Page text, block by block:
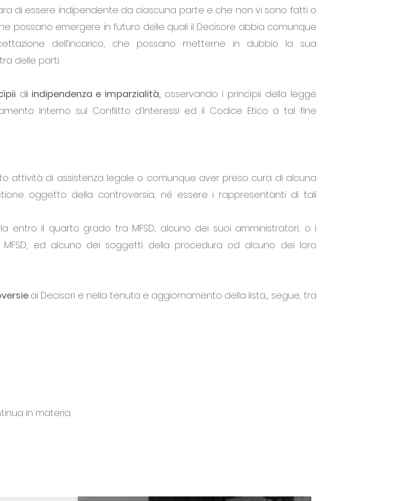
di essere indipendente da ciascuna parte e che non vi sono fatti o
possano emergere in futuro delle quali il Decisore abbia comunque
dell’incarico, che possano metterne in dubbio la sua
delle parti.
di indipendenza e imparzialità, osservando i princìpii della legge
Interno sul Conflitto d'Interessi ed il Codice Etico a tal fine
attività di assistenza legale o comunque aver preso cura di alcuna
oggetto della controversia, né essere i rappresentanti di tali
entro il quarto grado tra MFSD, alcuno dei suoi amministratori, o i
ed alcuno dei soggetti della procedura od alcuno dei loro
ai Decisori e nella tenuta e aggiornamento della lista,, segue, tra
in materia.